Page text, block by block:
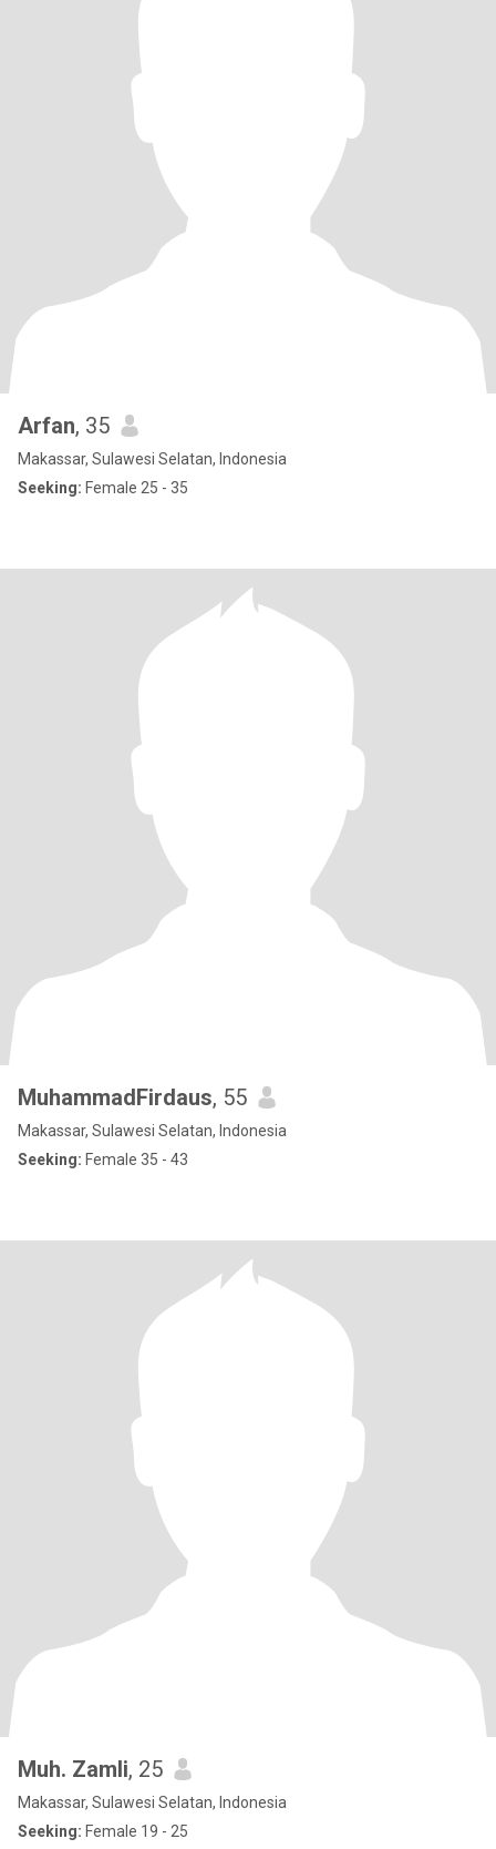
Arfan, 35
Makassar, Sulawesi Selatan, Indonesia
Seeking: Female 25 - 35
MuhammadFirdaus, 55
Makassar, Sulawesi Selatan, Indonesia
Seeking: Female 35 - 43
Muh. Zamli, 25
Makassar, Sulawesi Selatan, Indonesia
Seeking: Female 19 - 25